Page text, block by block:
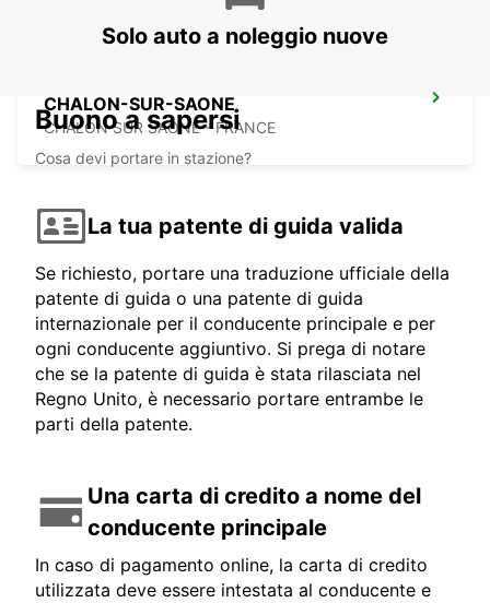
CHALON-SUR-SAONE
CHALON SUR SAONE - FRANCE
Solo auto a noleggio nuove
Buono a sapersi
Cosa devi portare in stazione?
La tua patente di guida valida
Se richiesto, portare una traduzione ufficiale della
patente di guida o una patente di guida
internazionale per il conducente principale e per
ogni conducente aggiuntivo. Si prega di notare
che se la patente di guida è stata rilasciata nel
Regno Unito, è necessario portare entrambe le
parti della patente.
Una carta di credito a nome del
conducente principale
In caso di pagamento online, la carta di credito
utilizzata deve essere intestata al conducente e